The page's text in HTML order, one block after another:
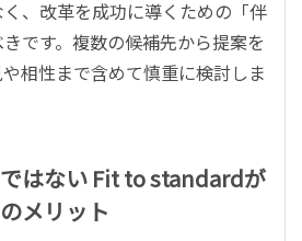
く、改革を成功に導くための「伴
です。複数の候補先から提案を
相性まで含めて慎重に検討しま
はない Fit to standardが
メリット